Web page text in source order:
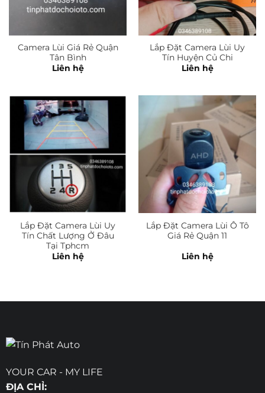
Camera Lùi Giá Rẻ Quận
Tân Bình
Liên hệ
Lắp Đặt Camera Lùi Uy
Tín Huyện Củ Chi
Liên hệ
Lắp Đặt Camera Lùi Uy
Tín Chất Lượng Ở Đâu
Tại Tphcm
Liên hệ
Lắp Đặt Camera Lùi Ô Tô
Giá Rẻ Quận 11
Liên hệ
YOUR CAR - MY LIFE
ĐỊA CHỈ: